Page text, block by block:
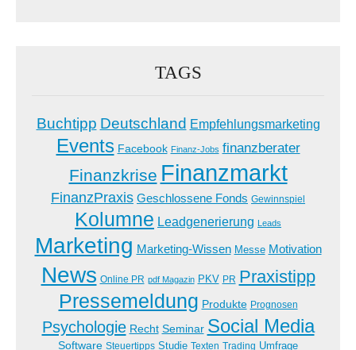
TAGS
Buchtipp Deutschland Empfehlungsmarketing
Events Facebook Finanz-Jobs finanzberater
Finanzkrise Finanzmarkt
FinanzPraxis Geschlossene Fonds Gewinnspiel
Kolumne Leadgenerierung Leads
Marketing Marketing-Wissen Messe Motivation
News Online PR pdf Magazin PKV PR Praxistipp
Pressemeldung Produkte Prognosen
Psychologie Recht Seminar Social Media
Software Steuertipps Studie Texten Trading Umfrage